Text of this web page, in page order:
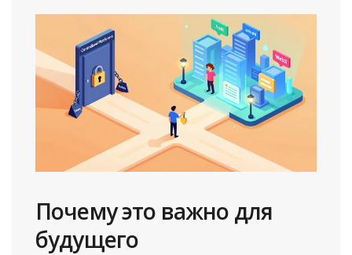
Почему это важно для
будущего